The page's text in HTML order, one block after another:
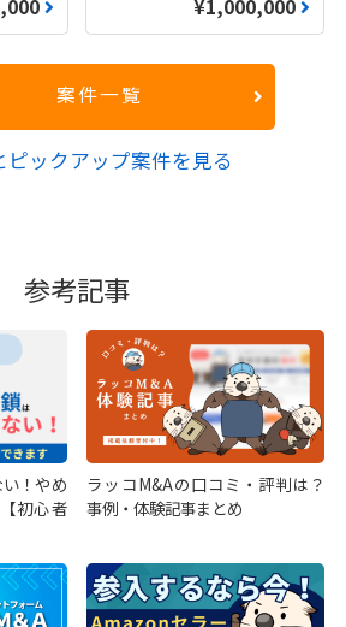
¥1,000,000
案件一覧
ピックアップ案件を見る
参考記事
！やめ
初心者
ラッコM&Aの口コミ・評判は？
事例・体験記事まとめ